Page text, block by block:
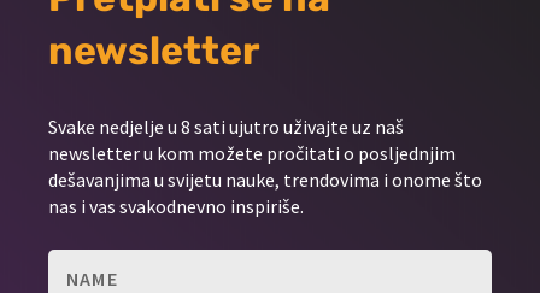
newsletter
Svake nedjelje u 8 sati ujutro uživajte uz naš
newsletter u kom možete pročitati o posljednjim
dešavanjima u svijetu nauke, trendovima i onome što
nas i vas svakodnevno inspiriše.